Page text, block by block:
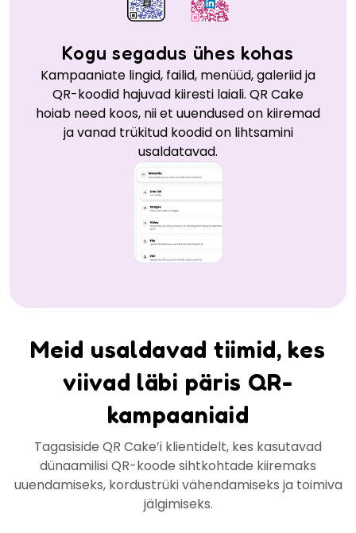
Kogu segadus ühes kohas
Kampaaniate lingid, failid, menüüd, galeriid ja
QR-koodid hajuvad kiiresti laiali. QR Cake
hoiab need koos, nii et uuendused on kiiremad
ja vanad trükitud koodid on lihtsamini
usaldatavad.
Meid usaldavad tiimid, kes
viivad läbi päris QR-
kampaaniaid
Tagasiside QR Cake’i klientidelt, kes kasutavad
dünaamilisi QR-koode sihtkohtade kiiremaks
uuendamiseks, kordustrüki vähendamiseks ja toimiva
jälgimiseks.